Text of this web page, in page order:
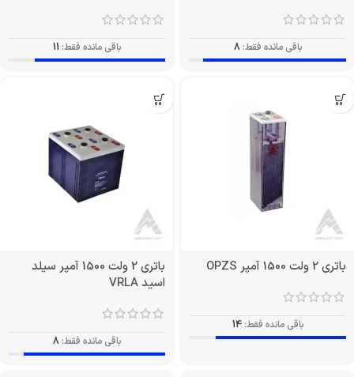
باقی مانده فقط: 8 باقی مانده فقط: 11
باتری 2 ولت 1500 آمپر OPZS
باقی مانده فقط: 14
باتری 2 ولت 1500 آمپر سیلد
اسید VRLA
باقی مانده فقط: 8